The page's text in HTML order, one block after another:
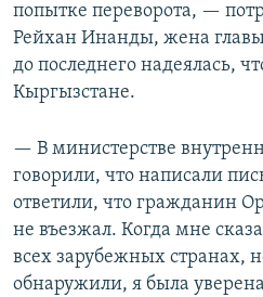
попытке переворота, —
Рейхан Инанды, жена главы
до последнего надеялась,
Кыргызстане.
— В министерстве
говорили, что написали
ответили, что гражданин
не въезжал. Когда мне
всех зарубежных странах,
обнаружили, я была